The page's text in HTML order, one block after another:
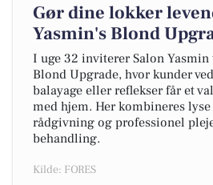
Gør dine lokker
Yasmin's Blond
I uge 32 inviterer Salon
Blond Upgrade, hvor kunder
balayage eller reflekser får et
med hjem. Her kombineres
rådgivning og professionel
behandling.
Kilde: FORES